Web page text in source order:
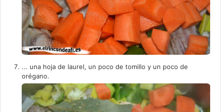
... una hoja de laurel, un poco de tomillo y un poco de
orégano.